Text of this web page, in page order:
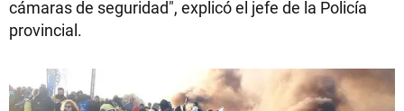
cámaras de seguridad", explicó el jefe de la Policía
provincial.